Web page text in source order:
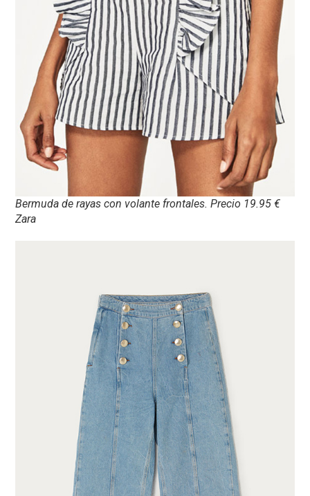
Bermuda de rayas con volante frontales. Precio 19.95 €
Zara